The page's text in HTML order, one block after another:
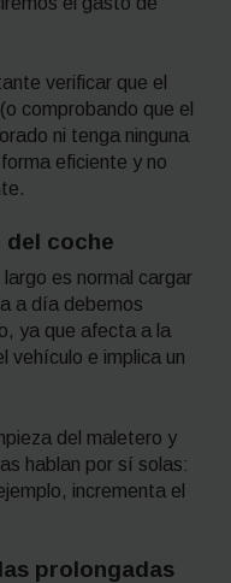
verificar que el
comprobando que el
ni tenga ninguna
eficiente y no
del coche
es normal cargar
a día debemos
ya que afecta a la
vehículo e implica un
del maletero y
hablan por sí solas:
incrementa el
prolongadas